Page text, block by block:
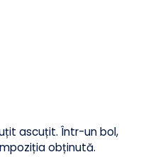
dar fără aluat și zahăr